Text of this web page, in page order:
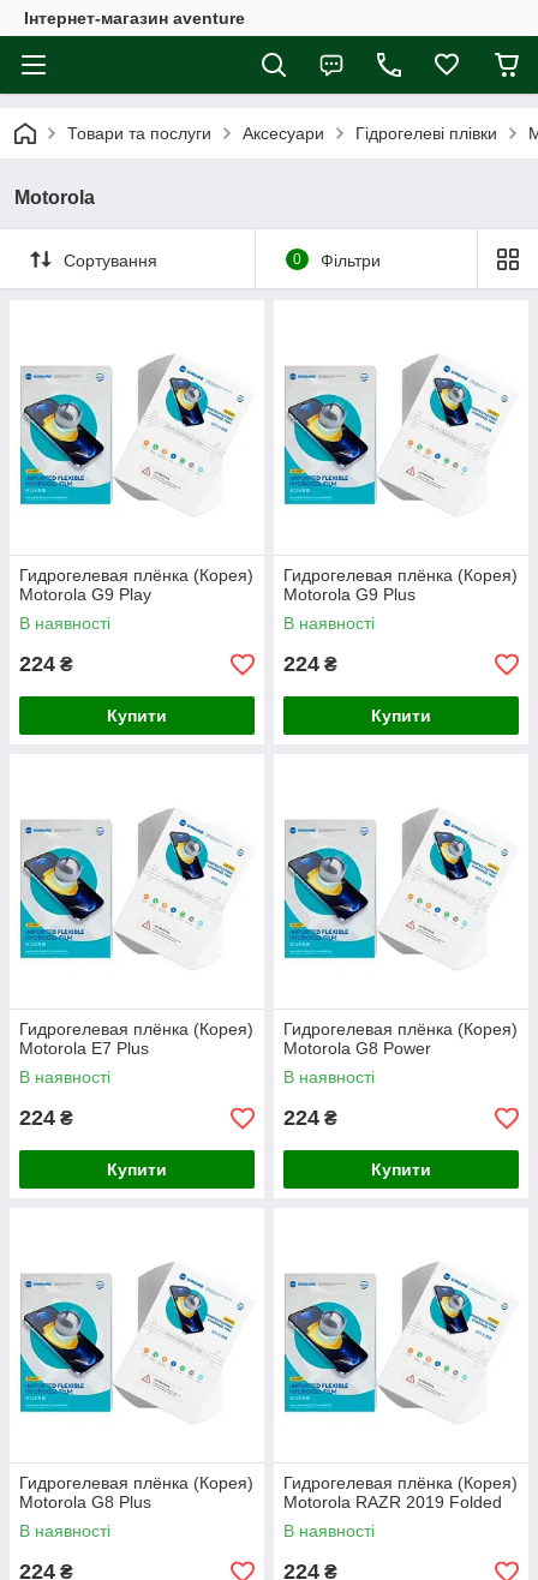
Інтернет-магазин aventure
Товари та послуги Аксесуари Гідрогелеві плівки
Motorola
Сортування 0 Фільтри
Гидрогелевая плёнка (Корея)
Motorola G9 Play
В наявності
224 ₴
Купити
Гидрогелевая плёнка (Корея)
Motorola G9 Plus
В наявності
224 ₴
Купити
Гидрогелевая плёнка (Корея)
Motorola E7 Plus
В наявності
224 ₴
Купити
Гидрогелевая плёнка (Корея)
Motorola G8 Power
В наявності
224 ₴
Купити
Гидрогелевая плёнка (Корея)
Motorola G8 Plus
В наявності
224 ₴
Гидрогелевая плёнка (Корея)
Motorola RAZR 2019 Folded
В наявності
224 ₴